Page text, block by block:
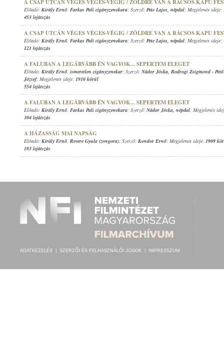
A CSAP UTCÁN VÉGES VÉGES-VÉGIG / ZÖLDRE VAN A RÁCSOS KAPU
Előadó: Király Ernő, Farkas Pali cigányzenekara; Szerző: Pete Lajos, népdal; Megjelenés ideje:
453 lejátszás
A CSAP UTCÁN VÉGES VÉGES-VÉGIG / ZÖLDRE VAN A RÁCSOS KAPU
Előadó: Király Ernő, Farkas Pali cigányzenekara; Szerző: Pete Lajos, népdal; Megjelenés ideje:
121 lejátszás
A FALUBAN A LEGÁRVÁBB ÉN VAGYOK... SEPERTEM ELEGET
Előadó: Király Ernő, ismeretlen cigányzenekar; Szerző: Nádor Jóska, Bodrogi Zsigmond -
József; Megjelenés ideje: 1910 körül
554 lejátszás
A FALUBAN A LEGÁRVÁBB ÉN VAGYOK... SEPERTEM ELEGET
Előadó: Király Ernő, Farkas Pali cigányzenekara; Szerző: Nádor Jóska, népdal; Megjelenés
304 lejátszás
A HÁZASSÁG MAI NAPSÁG
Előadó: Király Ernő, Revere Gyula (zongora); Szerző: Kondor Ernő; Megjelenés ideje: 1909
183 lejátszás
ADATKEZELÉS SZERZŐI ÉS FELHASZNÁLÓI JOGOK IMPRESSZUM